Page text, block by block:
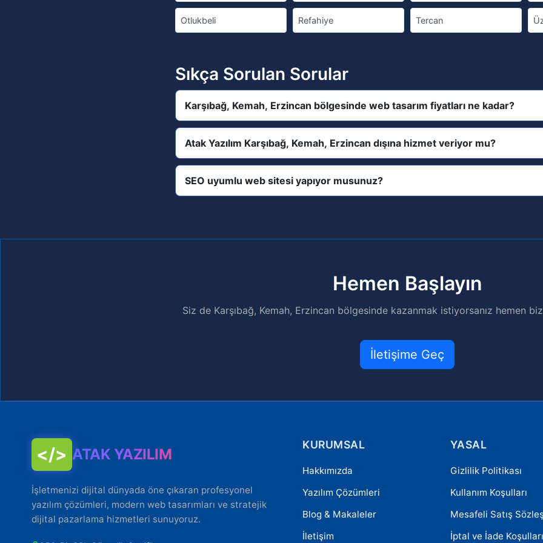
Otlukbeli Refahiye Tercan
Sıkça Sorulan Sorular
Karşıbağ, Kemah, Erzincan bölgesinde web tasarım fiyatları ne kadar?
Atak Yazılım Karşıbağ, Kemah, Erzincan dışına hizmet veriyor mu?
SEO uyumlu web sitesi yapıyor musunuz?
Hemen Başlayın
Siz de Karşıbağ, Kemah, Erzincan bölgesinde kazanmak istiyorsanız hemen
İletişime Geç
</> ATAK YAZILIM
İşletmenizi dijital dünyada öne çıkaran profesyonel
yazılım çözümleri, modern web tasarımları ve stratejik
dijital pazarlama hizmetleri sunuyoruz.
KURUMSAL
Hakkımızda
Yazılım Çözümleri
Blog & Makaleler
İletişim
YASAL
Gizlilik Politikası
Kullanım Koşulları
Mesafeli Satış
İptal ve İade Koşulları